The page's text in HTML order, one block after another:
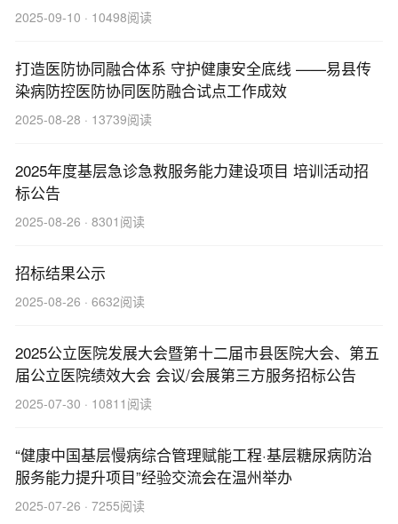
2025-09-10 · 10498阅读
打造医防协同融合体系 守护健康安全底线 ——易县传
染病防控医防协同医防融合试点工作成效
2025-08-28 · 13739阅读
2025年度基层急诊急救服务能力建设项目 培训活动招
标公告
2025-08-26 · 8301阅读
招标结果公示
2025-08-26 · 6632阅读
2025公立医院发展大会暨第十二届市县医院大会、第五
届公立医院绩效大会 会议/会展第三方服务招标公告
2025-07-30 · 10811阅读
“健康中国基层慢病综合管理赋能工程·基层糖尿病防治
服务能力提升项目”经验交流会在温州举办
2025-07-26 · 7255阅读